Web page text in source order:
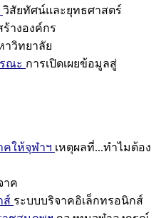
วิสัยทัศน์และยุทธศาสตร์
ร้างองค์กร
าวิทยาลัย
ณะ การเปิดเผยข้อมูลสู่
คให้จุฬาฯ เหตุผลที่...ทำไมต้อง
าค
ส์ ระบบบริจาคอิเล็กทรอนิกส์